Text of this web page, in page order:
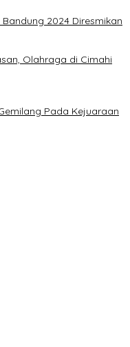
2024 Diresmikan
Olahraga di Cimahi
Pada Kejuaraan